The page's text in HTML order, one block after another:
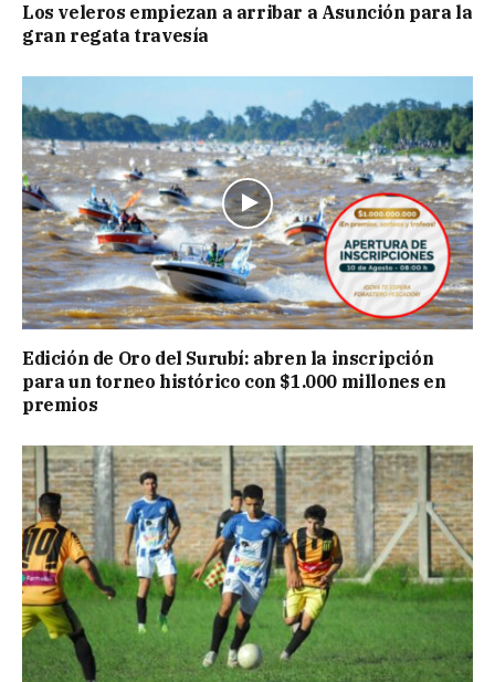
Los veleros empiezan a arribar a Asunción para la
gran regata travesía
Edición de Oro del Surubí: abren la inscripción
para un torneo histórico con $1.000 millones en
premios